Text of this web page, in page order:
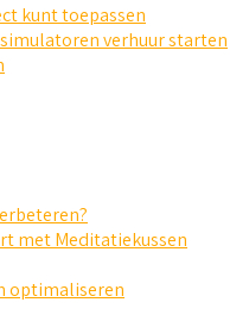
kunt toepassen
verhuur starten
met Meditatiekussen
optimaliseren